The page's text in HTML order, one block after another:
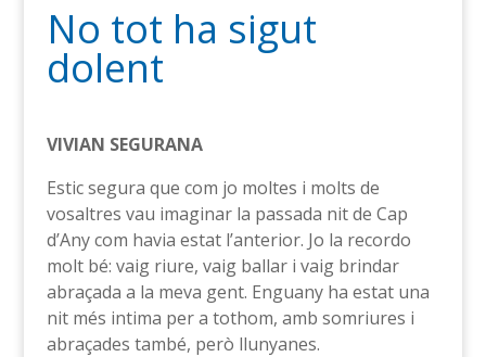
No tot ha sigut
dolent
VIVIAN SEGURANA
Estic segura que com jo moltes i molts de
vosaltres vau imaginar la passada nit de Cap
d’Any com havia estat l’anterior. Jo la recordo
molt bé: vaig riure, vaig ballar i vaig brindar
abraçada a la meva gent. Enguany ha estat una
nit més intima per a tothom, amb somriures i
abraçades també, però llunyanes.